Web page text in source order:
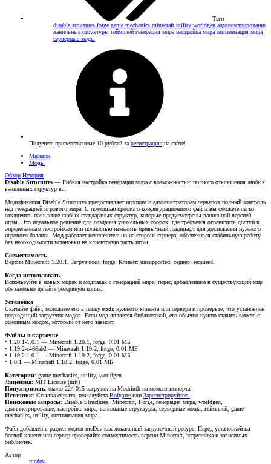
Теги
disable structures forge game mechanics minecraft utility worldgen администрирование
ванильные структуры геймплей генерация мира настройка мира оптимизация мира
серверные моды
Получите приветственные 10 рублей за регистрацию на сайте!
Магазин
Моды
Обзор История
Disable Structures — Гибкая настройка генерации мира с возможностью полного отключения любых
ванильных структур в…
Модификация Disable Structures предоставляет игрокам и администраторам серверов полный контроль
над генерацией игрового мира. С помощью простого конфигурационного файла вы сможете легко
отключить появление любых стандартных структур, которые предусмотрены ванильной версией
игры. Это идеальное решение для создания уникальных сборок, где требуется ограничить доступ к
определенным постройкам или полностью изменить привычный ландшафт для достижения нужного
игрового баланса. Мод работает исключительно на стороне сервера, обеспечивая стабильную работу
без необходимости установки на клиентскую часть игры.
Совместимость
Версии Minecraft: 1.20.1. Загрузчики: forge. Клиент: unsupported; сервер: required.
Когда использовать
Используйте в новых мирах и модпаках с генерацией мира; перед добавлением в существующий мир
обязательно делайте резервную копию.
Установка
Скачайте файл, положите его в папку mods нужного клиента или сервера и проверьте, что установлен
подходящий загрузчик модов. Если мод является библиотекой, его обычно нужно ставить вместе с
основным модом, который от него зависит.
Файлы в карточке
• 1.20.1-1.0.1 — Minecraft 1.20.1, forge, 0.01 МБ
• 1.19.2-c466ab2 — Minecraft 1.19.2, forge, 0.01 МБ
• 1.19.2-1.0.1 — Minecraft 1.19.2, forge, 0.01 МБ
• 1.0.1 — Minecraft 1.18.2, forge, 0.01 МБ
Категории: game-mechanics, utility, worldgen
Лицензия: MIT License (mit)
Популярность: около 224 015 загрузок на Modrinth на момент импорта.
Источник: Ссылка скрыта, пожалуйста Войдите или Зарегистрируйтесь
Поисковые запросы: Disable Structures, Minecraft, Forge, генерация мира, worldgen,
администрирование, настройка мира, ванильные структуры, серверные моды, геймплей, game
mechanics, utility, оптимизация мира.
Файл добавлен в раздел модов mcDev как локальный загрузочный ресурс. Перед установкой на
боевой клиент или сервер проверяйте совместимость версии Minecraft, загрузчика и зависимых
библиотек.
Автор
mcdev